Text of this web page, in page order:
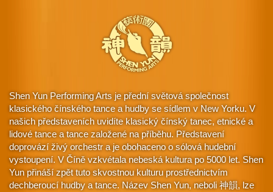
Shen Yun Performing Arts je přední světová společnost
klasického čínského tance a hudby se sídlem v New Yorku. V
našich představeních uvidíte klasický čínský tanec, etnické a
lidové tance a tance založené na příběhu. Představení
doprovází živý orchestr a je obohaceno o sólová hudební
vystoupení. V Číně vzkvétala nebeská kultura po 5000 let. Shen
Yun přináší zpět tuto skvostnou kulturu prostřednictvím
dechberoucí hudby a tance. Název Shen Yun, neboli 神韻, lze